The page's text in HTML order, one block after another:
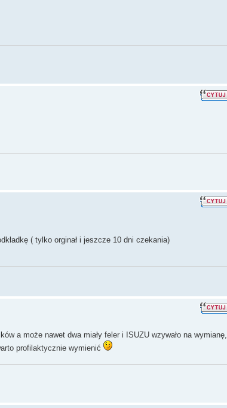
( tylko orginał i jeszcze 10 dni czekania)
a może nawet dwa miały feler i ISUZU wzywało na wymianę,
profilaktycznie wymienić